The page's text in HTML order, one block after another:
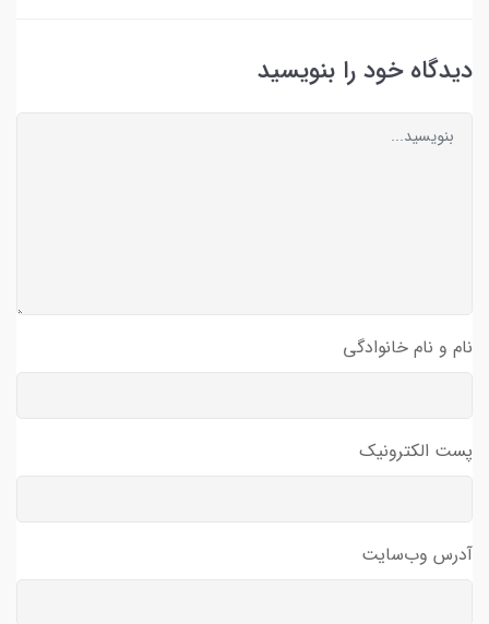
دیدگاه خود را بنویسید
نام و نام خانوادگی
پست الکترونیک
آدرس وب‌سایت